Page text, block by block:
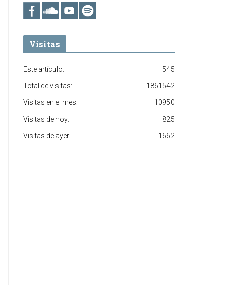
Visitas
545
Este artículo:
1861542
Total de visitas:
10950
Visitas en el mes:
825
Visitas de hoy:
1662
Visitas de ayer: